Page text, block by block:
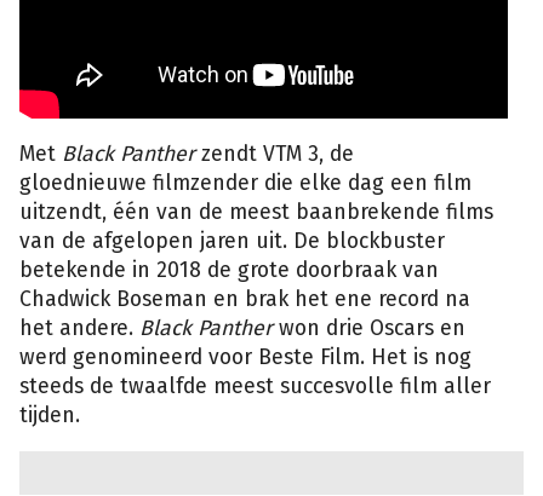
Met Black Pantherzendt VTM 3, de
gloednieuwe filmzender die elke dag een film
uitzendt, één van de meest baanbrekende films
van de afgelopen jaren uit. De blockbuster
betekende in 2018 de grote doorbraak van
Chadwick Boseman en brak het ene record na
het andere. Black Pantherwon drie Oscars en
werd genomineerd voor Beste Film. Het is nog
steeds de twaalfde meest succesvolle film aller
tijden.